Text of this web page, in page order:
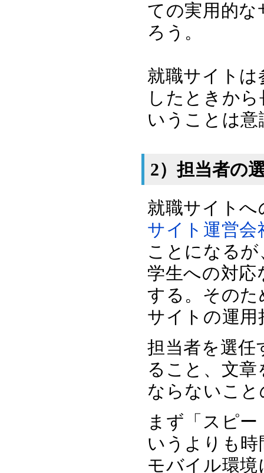
ての実用的
ろう。
就職サイト
したときか
いうことは
2）担当者の
就職サイトへ
サイト運営会
ことになる
学生への対応
する。そのた
サイトの運
担当者を選任
ること、文
ならないこと
まず「スピ
いうよりも
モバイル環